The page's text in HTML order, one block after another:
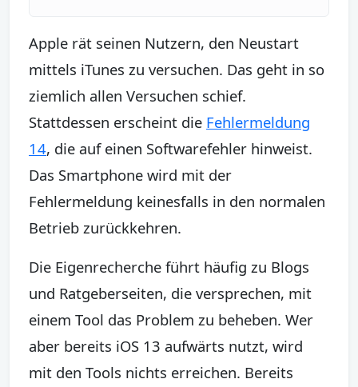
Apple rät seinen Nutzern, den Neustart
mittels iTunes zu versuchen. Das geht in so
ziemlich allen Versuchen schief.
Stattdessen erscheint die Fehlermeldung
14, die auf einen Softwarefehler hinweist.
Das Smartphone wird mit der
Fehlermeldung keinesfalls in den normalen
Betrieb zurückkehren.
Die Eigenrecherche führt häufig zu Blogs
und Ratgeberseiten, die versprechen, mit
einem Tool das Problem zu beheben. Wer
aber bereits iOS 13 aufwärts nutzt, wird
mit den Tools nichts erreichen. Bereits